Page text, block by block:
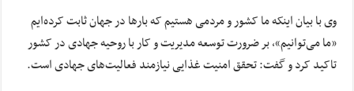
وی با بیان اینکه ما کشور و مردمی هستیم که بار‌ها در جهان ثابت کرده‌ایم
«ما می‌توانیم»، بر ضرورت توسعه مدیریت و کار با روحیه جهادی در کشور
تاکید کرد و گفت: تحقق امنیت غذایی نیازمند فعالیت‌های جهادی است.